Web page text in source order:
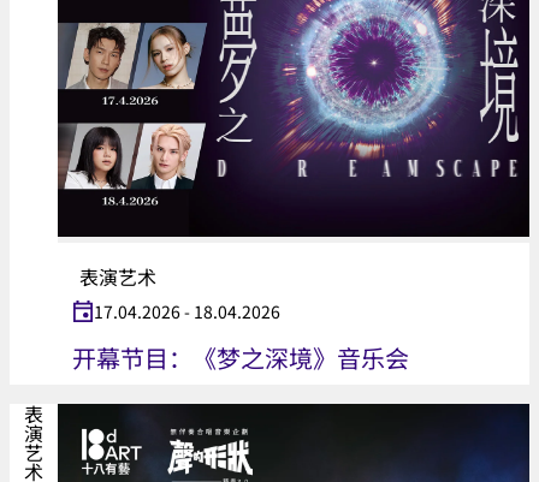
表演艺术
17.04.2026 - 18.04.2026
开幕节目：《梦之深境》音乐会
表演艺术